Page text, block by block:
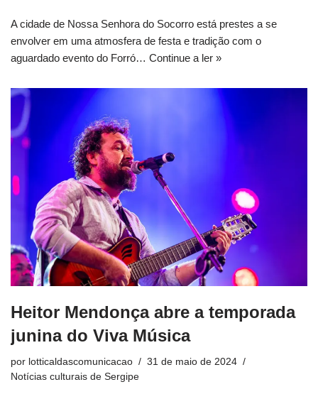
A cidade de Nossa Senhora do Socorro está prestes a se
envolver em uma atmosfera de festa e tradição com o
aguardado evento do Forró… Continue a ler »
Heitor Mendonça abre a temporada
junina do Viva Música
por lotticaldascomunicacao
31 de maio de 2024
Notícias culturais de Sergipe